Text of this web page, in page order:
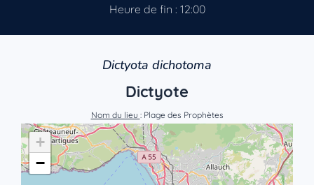
Heure de fin : 12:00
Dictyota dichotoma
Dictyote
Nom du lieu : Plage des Prophètes
+
−